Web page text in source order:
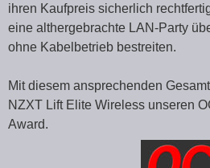
ihren Kaufpreis sicherlich
eine althergebrachte LAN-Party
ohne Kabelbetrieb bestreiten.
Mit diesem ansprechenden
NZXT Lift Elite Wireless unseren
Award.